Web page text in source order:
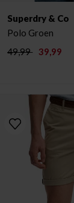
Superdry & Co
Polo Groen
49,99
39,99